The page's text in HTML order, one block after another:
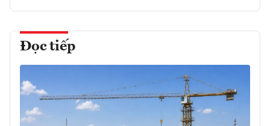
Đọc tiếp